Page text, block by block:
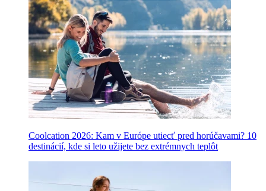
Coolcation 2026: Kam v Európe utiecť pred horúčavami? 10
destinácií, kde si leto užijete bez extrémnych teplôt